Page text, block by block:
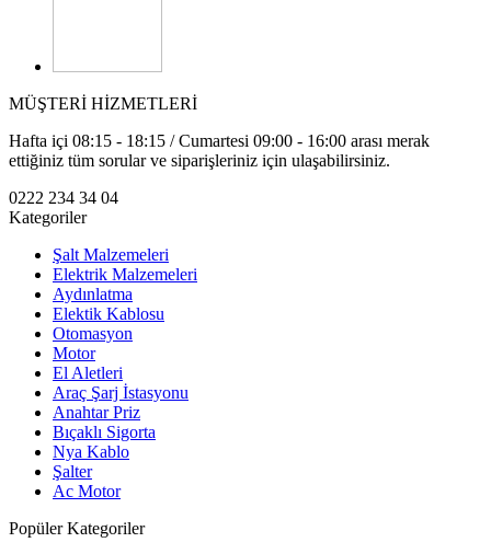
MÜŞTERİ HİZMETLERİ
Hafta içi 08:15 - 18:15 / Cumartesi 09:00 - 16:00 arası merak
ettiğiniz tüm sorular ve siparişleriniz için ulaşabilirsiniz.
0222 234 34 04
Kategoriler
Şalt Malzemeleri
Elektrik Malzemeleri
Aydınlatma
Elektik Kablosu
Otomasyon
Motor
El Aletleri
Araç Şarj İstasyonu
Anahtar Priz
Bıçaklı Sigorta
Nya Kablo
Şalter
Ac Motor
Popüler Kategoriler